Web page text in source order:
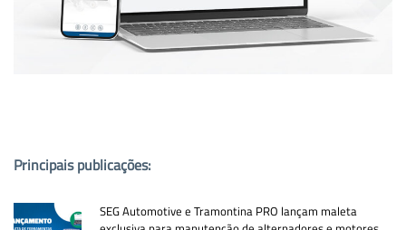
Principais publicações:
SEG Automotive e Tramontina PRO lançam maleta